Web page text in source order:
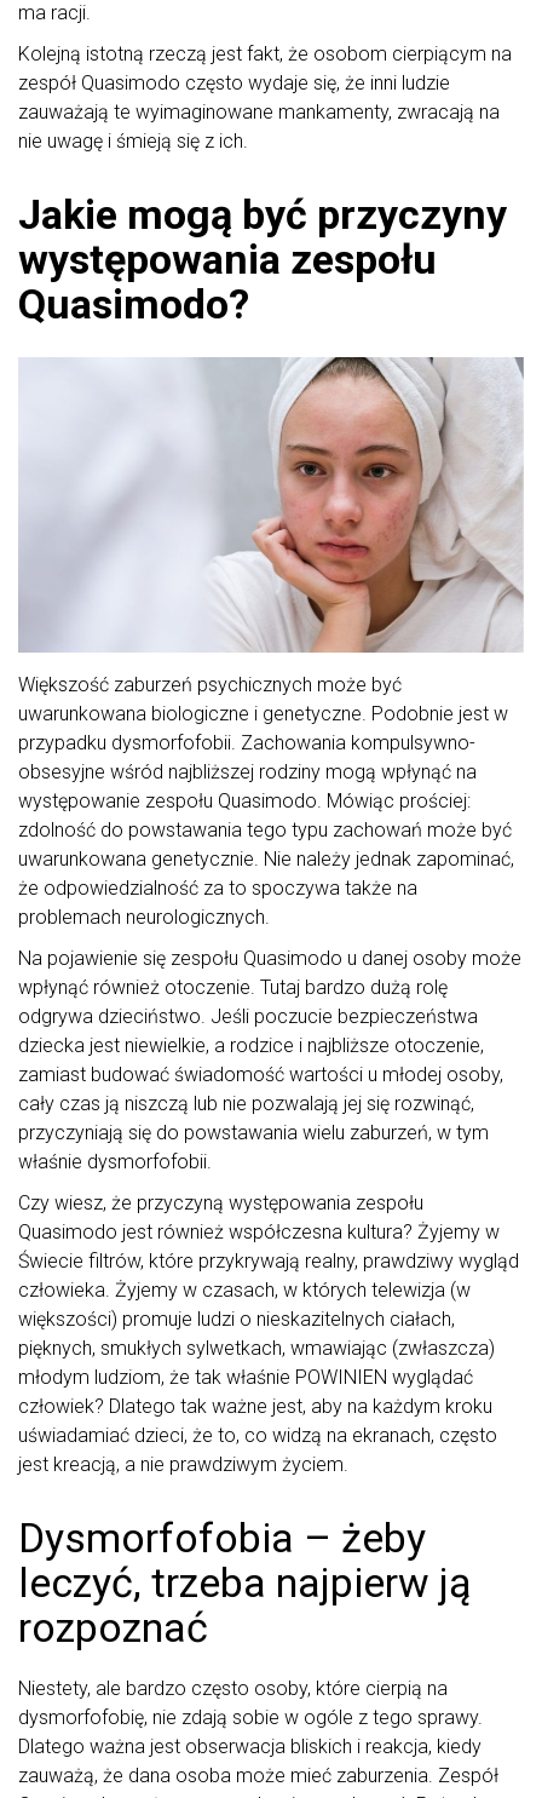
ma racji.
Kolejną istotną rzeczą jest fakt, że osobom cierpiącym na
zespół Quasimodo często wydaje się, że inni ludzie
zauważają te wyimaginowane mankamenty, zwracają na
nie uwagę i śmieją się z ich.
Jakie mogą być przyczyny
występowania zespołu
Quasimodo?
Większość zaburzeń psychicznych może być
uwarunkowana biologiczne i genetyczne. Podobnie jest w
przypadku dysmorfofobii. Zachowania kompulsywno-
obsesyjne wśród najbliższej rodziny mogą wpłynąć na
występowanie zespołu Quasimodo. Mówiąc prościej:
zdolność do powstawania tego typu zachowań może być
uwarunkowana genetycznie. Nie należy jednak zapominać,
że odpowiedzialność za to spoczywa także na
problemach neurologicznych.
Na pojawienie się zespołu Quasimodo u danej osoby może
wpłynąć również otoczenie. Tutaj bardzo dużą rolę
odgrywa dzieciństwo. Jeśli poczucie bezpieczeństwa
dziecka jest niewielkie, a rodzice i najbliższe otoczenie,
zamiast budować świadomość wartości u młodej osoby,
cały czas ją niszczą lub nie pozwalają jej się rozwinąć,
przyczyniają się do powstawania wielu zaburzeń, w tym
właśnie dysmorfofobii.
Czy wiesz, że przyczyną występowania zespołu
Quasimodo jest również współczesna kultura? Żyjemy w
Świecie filtrów, które przykrywają realny, prawdziwy wygląd
człowieka. Żyjemy w czasach, w których telewizja (w
większości) promuje ludzi o nieskazitelnych ciałach,
pięknych, smukłych sylwetkach, wmawiając (zwłaszcza)
młodym ludziom, że tak właśnie POWINIEN wyglądać
człowiek? Dlatego tak ważne jest, aby na każdym kroku
uświadamiać dzieci, że to, co widzą na ekranach, często
jest kreacją, a nie prawdziwym życiem.
Dysmorfofobia – żeby
leczyć, trzeba najpierw ją
rozpoznać
Niestety, ale bardzo często osoby, które cierpią na
dysmorfofobię, nie zdają sobie w ogóle z tego sprawy.
Dlatego ważna jest obserwacja bliskich i reakcja, kiedy
zauważą, że dana osoba może mieć zaburzenia. Zespół